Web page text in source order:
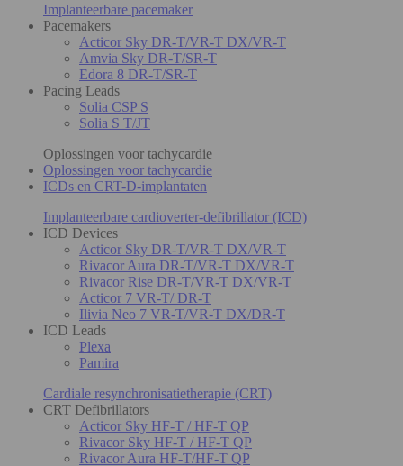
Implanteerbare pacemaker
Pacemakers
Acticor Sky DR-T/VR-T DX/VR-T
Amvia Sky DR-T/SR-T
Edora 8 DR-T/SR-T
Pacing Leads
Solia CSP S
Solia S T/JT
Oplossingen voor tachycardie
Oplossingen voor tachycardie
ICDs en CRT-D-implantaten
Implanteerbare cardioverter-defibrillator (ICD)
ICD Devices
Acticor Sky DR-T/VR-T DX/VR-T
Rivacor Aura DR-T/VR-T DX/VR-T
Rivacor Rise DR-T/VR-T DX/VR-T
Acticor 7 VR-T/ DR-T
Ilivia Neo 7 VR-T/VR-T DX/DR-T
ICD Leads
Plexa
Pamira
Cardiale resynchronisatietherapie (CRT)
CRT Defibrillators
Acticor Sky HF-T / HF-T QP
Rivacor Sky HF-T / HF-T QP
Rivacor Aura HF-T/HF-T QP